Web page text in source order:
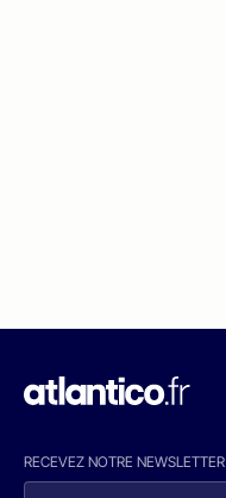
RECEVEZ NOTRE NEWSLETTER